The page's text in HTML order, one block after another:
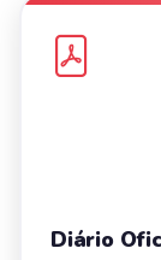
Diário